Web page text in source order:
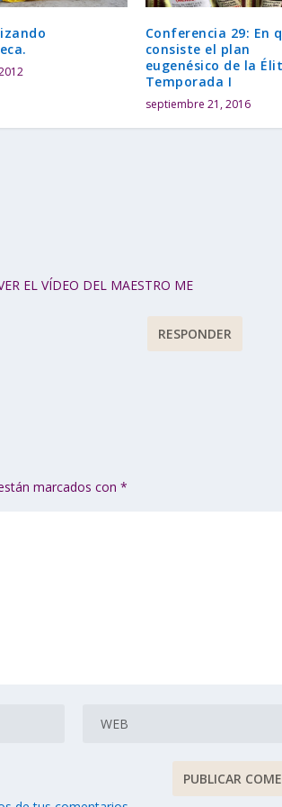
Conferencia 29: En
consiste el plan
eugenésico de la
Temporada I
septiembre 21, 2016
EL VÍDEO DEL MAESTRO ME
RESPONDER
marcados con*